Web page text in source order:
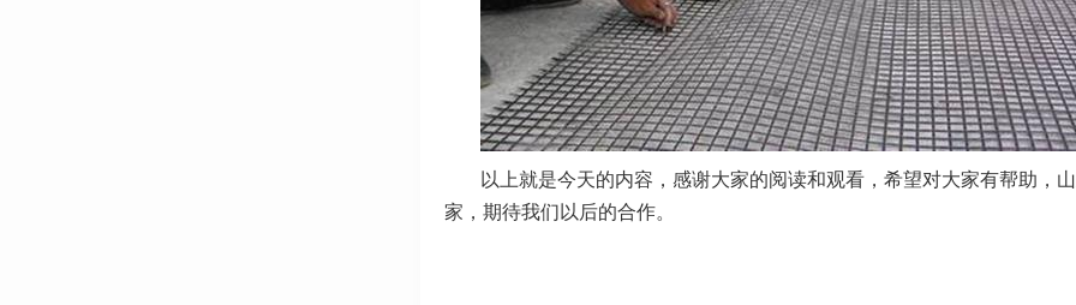
以上就是今天的内容，感谢大家的阅读和观看，希望对大家有帮助，
家，期待我们以后的合作。